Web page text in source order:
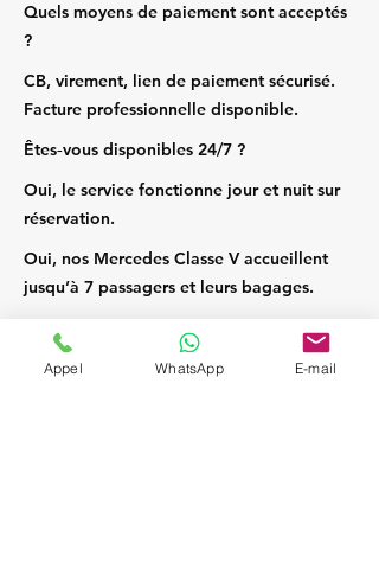
Quels moyens de paiement sont acceptés
?
CB, virement, lien de paiement sécurisé.
Facture professionnelle disponible.
Êtes‑vous disponibles 24/7 ?
Oui, le service fonctionne jour et nuit sur
réservation.
Oui, nos Mercedes Classe V accueillent
jusqu’à 7 passagers et leurs bagages.
Appel WhatsApp E-mail